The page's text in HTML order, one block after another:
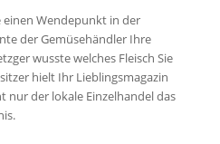
einen Wendepunkt in der
der Gemüsehändler Ihre
wusste welches Fleisch Sie
hielt Ihr Lieblingsmagazin
nur der lokale Einzelhandel das